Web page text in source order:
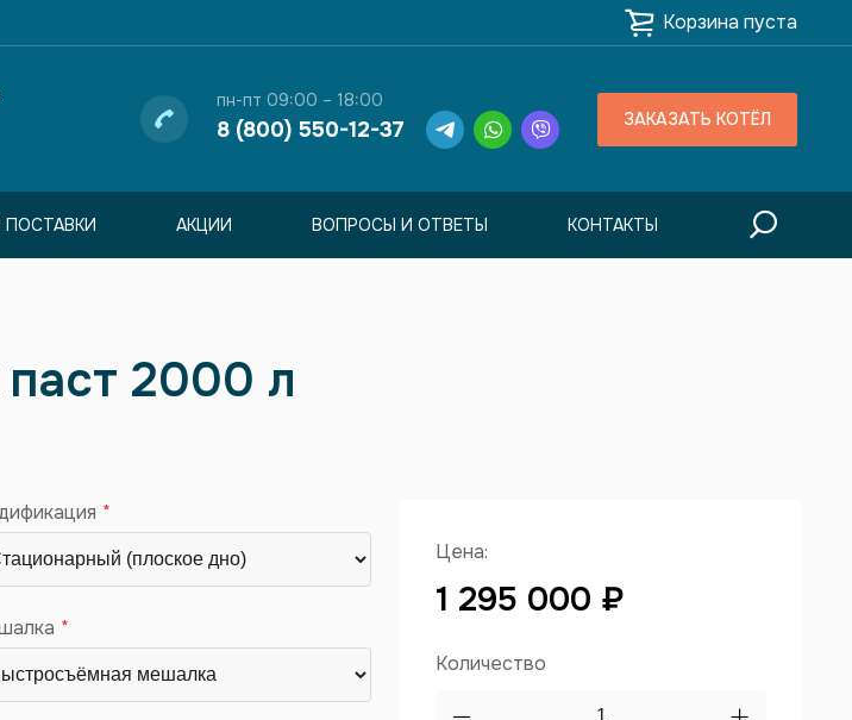
Корзина пуста
8 (800) 550-12-37
пн-пт 09:00 – 18:00
ЗАКАЗАТЬ КОТЁЛ
ПОСТАВКИ АКЦИИ ВОПРОСЫ И ОТВЕТЫ КОНТАКТЫ
2000 л
Цена:
1 295 000 ₽
Количество